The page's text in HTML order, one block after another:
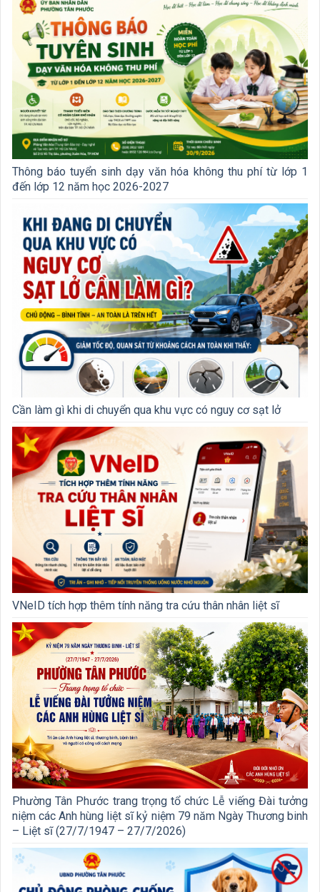
Thông báo tuyển sinh dạy văn hóa không thu phí từ lớp 1
đến lớp 12 năm học 2026-2027
Cần làm gì khi di chuyển qua khu vực có nguy cơ sạt lở
VNeID tích hợp thêm tính năng tra cứu thân nhân liệt sĩ
Phường Tân Phước trang trọng tổ chức Lễ viếng Đài tưởng
niệm các Anh hùng liệt sĩ kỷ niệm 79 năm Ngày Thương binh
– Liệt sĩ (27/7/1947 – 27/7/2026)